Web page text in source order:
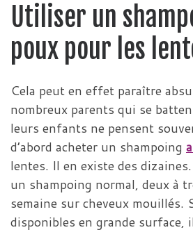
Utiliser un
poux pour les
Cela peut en effet paraître
nombreux parents qui se
leurs enfants ne pensent
d’abord acheter un shampoing
lentes. Il en existe des
un shampoing normal, deux à
semaine sur cheveux mouillés.
disponibles en grande surface,